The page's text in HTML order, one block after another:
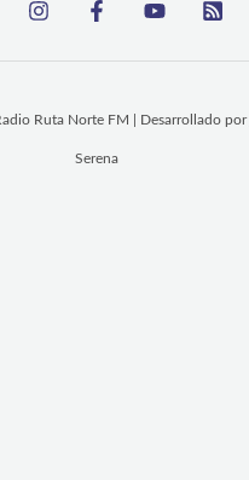
Ruta Norte FM | Desarrollado por
Serena